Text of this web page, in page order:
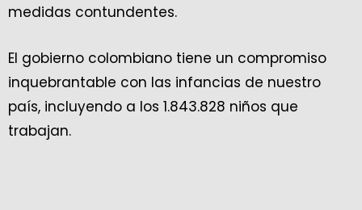
medidas contundentes.
El gobierno colombiano tiene un compromiso
inquebrantable con las infancias de nuestro
país, incluyendo a los 1.843.828 niños que
trabajan.